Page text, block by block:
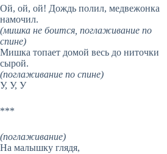
Ой, ой, ой! Дождь полил, медвежонка
намочил.
(мишка не боится, поглаживание по
спине)
Мишка топает домой весь до ниточки
сырой.
(поглаживание по спине)
У, У, У
***
(поглаживание)
На малышку глядя,